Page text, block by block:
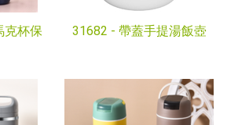
克杯保
31682 - 帶蓋手提湯飯壺